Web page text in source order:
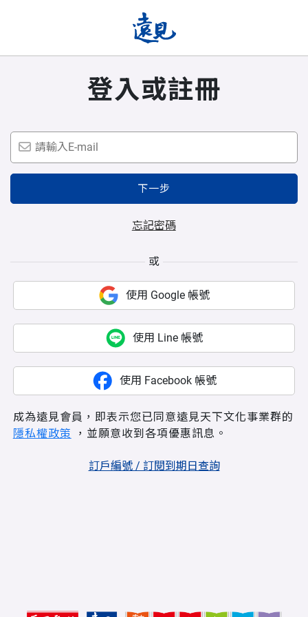
登入或註冊
下一步
忘記密碼
或
使用 Google 帳號
使用 Line 帳號
使用 Facebook 帳號
成為遠見會員，即表示您已同意遠見天下文化事業群的
隱私權政策 ，並願意收到各項優惠訊息。
訂戶編號 / 訂閱到期日查詢